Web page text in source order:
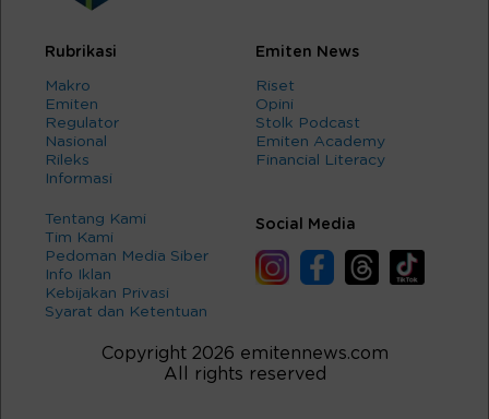
Rubrikasi
Makro
Emiten
Regulator
Nasional
Rileks
Informasi
Emiten News
Riset
Opini
Stolk Podcast
Emiten Academy
Financial Literacy
Tentang Kami
Tim Kami
Pedoman Media Siber
Info Iklan
Kebijakan Privasi
Syarat dan Ketentuan
Social Media
Copyright 2026 emitennews.com
All rights reserved